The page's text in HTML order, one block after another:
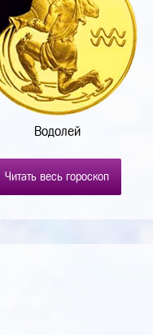
Водолей
Читать весь гороскоп